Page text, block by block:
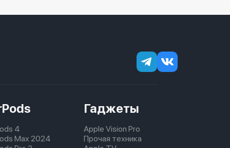
4
Max 2024
Гаджеты
Apple Vision Pro
Прочая техника